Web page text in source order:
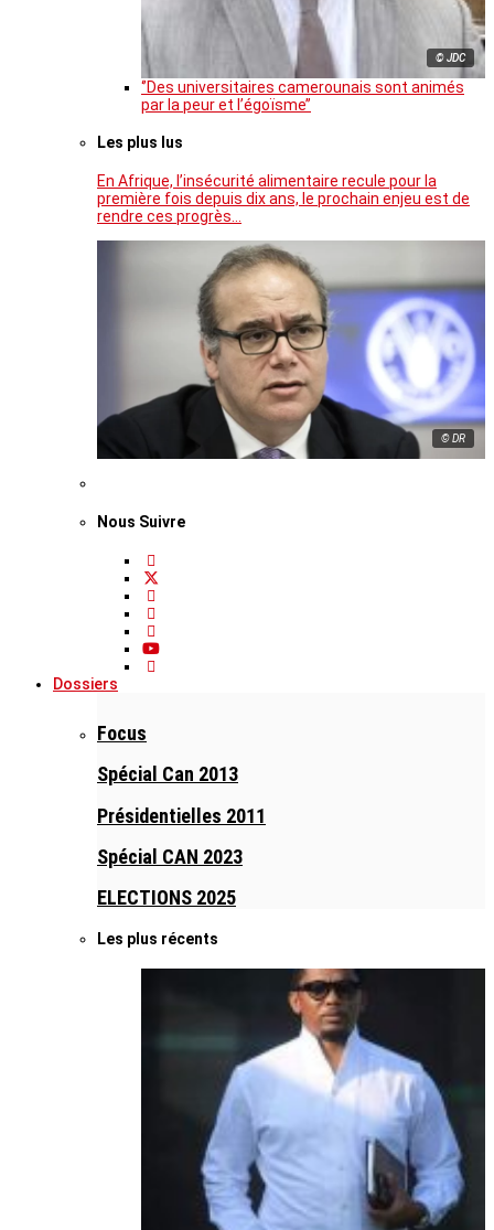
© JDC
‘’Des universitaires camerounais sont animés
par la peur et l’égoïsme’’
Les plus lus
En Afrique, l’insécurité alimentaire recule pour la
première fois depuis dix ans, le prochain enjeu est de
rendre ces progrès…
© DR
Nous Suivre
Dossiers
Focus
Spécial Can 2013
Présidentielles 2011
Spécial CAN 2023
ELECTIONS 2025
Les plus récents